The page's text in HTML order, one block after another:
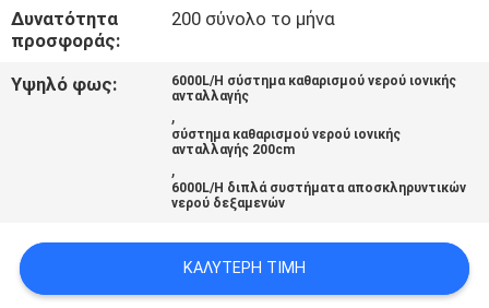
ΖΗΤΉΣΤΕ
ΈΝΑ
ΑΠΌΣΠΑΣΜΑ
PRIVACY
POLICY
Δυνατότητα
προσφοράς:
200 σύνολο το μήνα
Υψηλό φως:
6000L/H σύστημα καθαρισμού νερού ιονικής
ανταλλαγής
,
σύστημα καθαρισμού νερού ιονικής
ανταλλαγής 200cm
,
6000L/H διπλά συστήματα αποσκληρυντικών
νερού δεξαμενών
ΚΑΛΎΤΕΡΗ ΤΙΜΉ